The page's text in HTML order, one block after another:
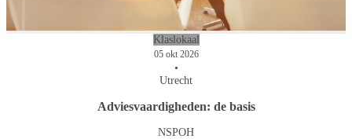
Klaslokaal
05 okt 2026
•
Utrecht
Adviesvaardigheden: de basis
NSPOH